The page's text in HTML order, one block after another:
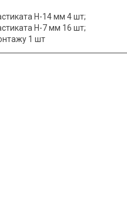
Н-14 мм 4 шт;
Н-7 мм 16 шт;
1 шт